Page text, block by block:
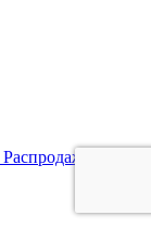
Распродажа